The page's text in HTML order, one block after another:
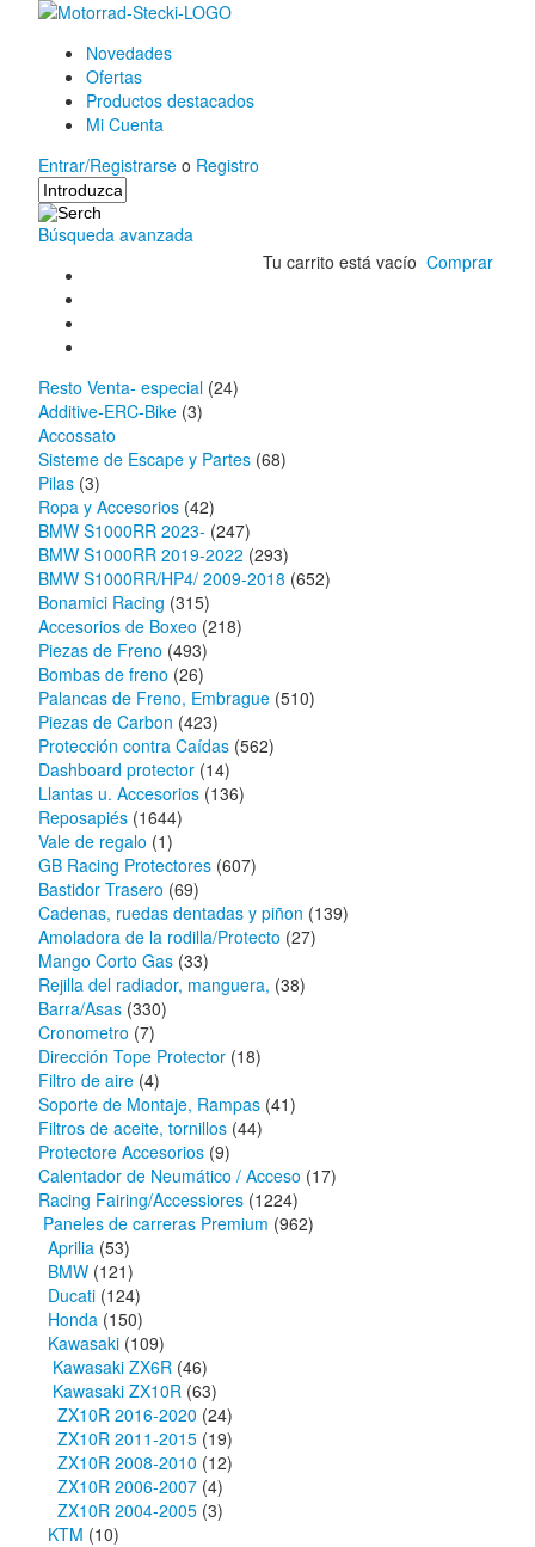
Novedades
Ofertas
Productos destacados
Mi Cuenta
Entrar/Registrarse o Registro
Búsqueda avanzada
Tu carrito está vacío Comprar
Resto Venta- especial (24)
Additive-ERC-Bike (3)
Accossato
Sisteme de Escape y Partes (68)
Pilas (3)
Ropa y Accesorios (42)
BMW S1000RR 2023- (247)
BMW S1000RR 2019-2022 (293)
BMW S1000RR/HP4/ 2009-2018 (652)
Bonamici Racing (315)
Accesorios de Boxeo (218)
Piezas de Freno (493)
Bombas de freno (26)
Palancas de Freno, Embrague (510)
Piezas de Carbon (423)
Protección contra Caídas (562)
Dashboard protector (14)
Llantas u. Accesorios (136)
Reposapiés (1644)
Vale de regalo (1)
GB Racing Protectores (607)
Bastidor Trasero (69)
Cadenas, ruedas dentadas y piñon (139)
Amoladora de la rodilla/Protecto (27)
Mango Corto Gas (33)
Rejilla del radiador, manguera, (38)
Barra/Asas (330)
Cronometro (7)
Dirección Tope Protector (18)
Filtro de aire (4)
Soporte de Montaje, Rampas (41)
Filtros de aceite, tornillos (44)
Protectore Accesorios (9)
Calentador de Neumático / Acceso (17)
Racing Fairing/Accessiores (1224)
Paneles de carreras Premium (962)
Aprilia (53)
BMW (121)
Ducati (124)
Honda (150)
Kawasaki (109)
Kawasaki ZX6R (46)
Kawasaki ZX10R (63)
ZX10R 2016-2020 (24)
ZX10R 2011-2015 (19)
ZX10R 2008-2010 (12)
ZX10R 2006-2007 (4)
ZX10R 2004-2005 (3)
KTM (10)